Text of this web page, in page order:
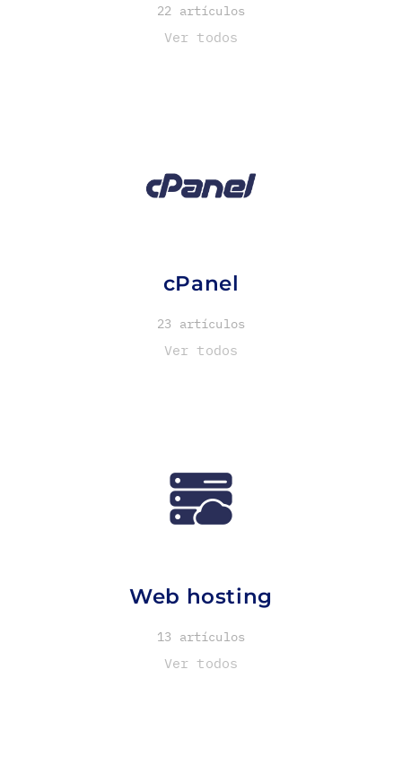
22 artículos
Ver todos
cPanel
23 artículos
Ver todos
Web hosting
13 artículos
Ver todos